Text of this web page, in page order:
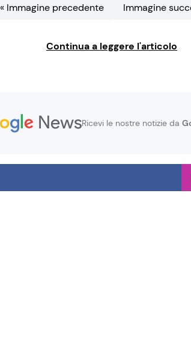
« Immagine precedente Immagine
Continua a leggere l'articolo
Ricevi le nostre notizie da